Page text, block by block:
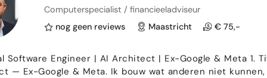
Computerspecialist / financieeladviseur
nog geen reviews
Maastricht € 75,-
Engineer | AI Architect | Ex-Google & Meta 1. Titel / Tagline Principal
— Ex-Google & Meta. Ik bouw wat anderen niet kunnen, in